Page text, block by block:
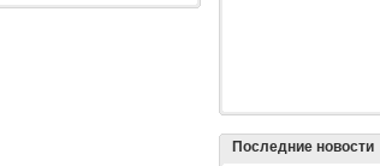
Последние новости